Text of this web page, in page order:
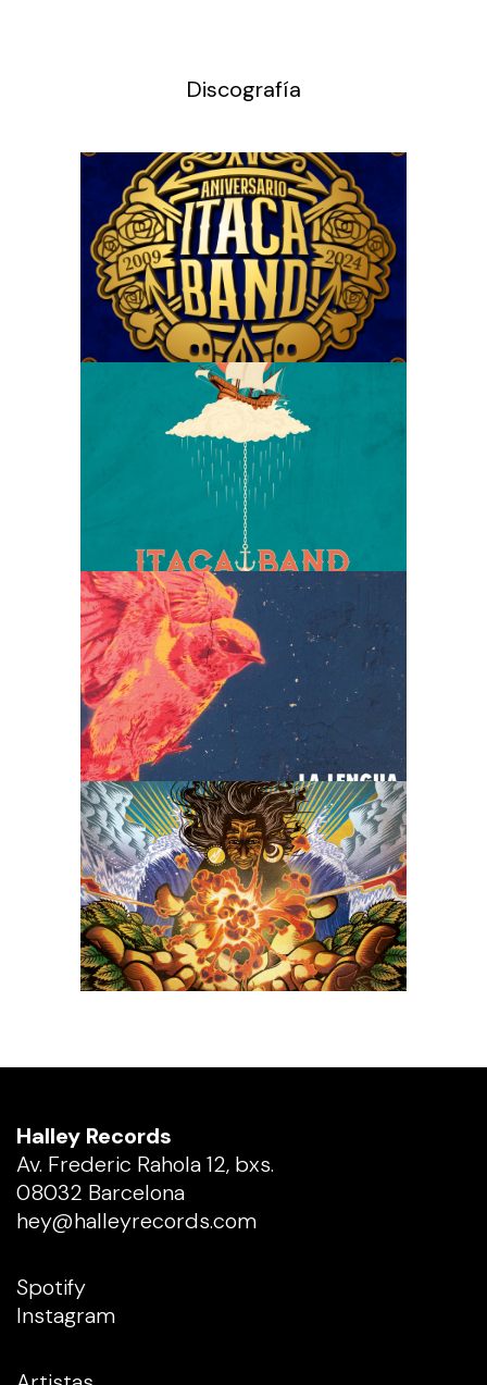
Discografía
Halley Records
Av. Frederic Rahola 12, bxs.
08032 Barcelona
hey@halleyrecords.com
Spotify
Instagram